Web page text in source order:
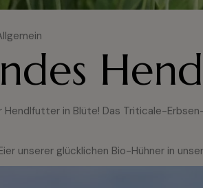
in Blüte! Das Triticale-
unserer glücklichen Bio-Hühner in